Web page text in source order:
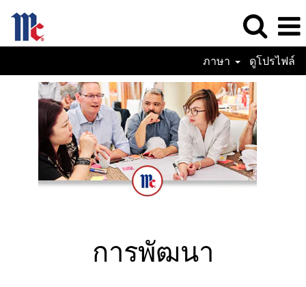
ภาษา ดูโปรไฟล์
การพัฒนา